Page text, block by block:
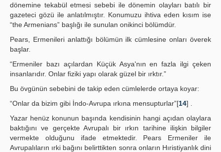
dönemine tekabül etmesi sebebi ile dönemin olayları batılı bir
gazeteci gözü ile anlatılmıştır. Konumuzu ihtiva eden kısım ise
“the Armenians” başlığı ile sunulan onikinci bölümdür.
Pears, Ermenileri anlattığı bölümün ilk cümlesine onları överek
başlar.
“Ermeniler bazı açılardan Küçük Asya'nın en fazla ilgi çeken
insanlarıdır. Onlar fiziki yapı olarak güzel bir ırktır.”
Bu övgünün sebebini de takip eden cümlelerde ortaya koyar:
“Onlar da bizim gibi İndo-Avrupa ırkına mensupturlar”[14] .
Yazar henüz konunun başında kendisinin hangi açıdan olaylara
baktığını ve gerçekte Avrupalı bir ırkın tarihine ilişkin bilgiler
vermekte olduğunu ifade etmektedir. Pears Ermeniler ile
Avrupalıların ırki bağını belirttikten sonra onların Hıristiyanlık dini